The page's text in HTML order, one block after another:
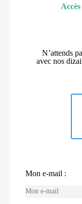
N’attends
avec nos
Mon e-mail :